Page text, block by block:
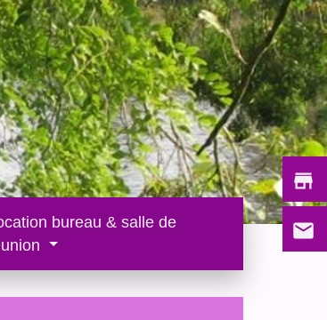
bureau & salle de
store
email